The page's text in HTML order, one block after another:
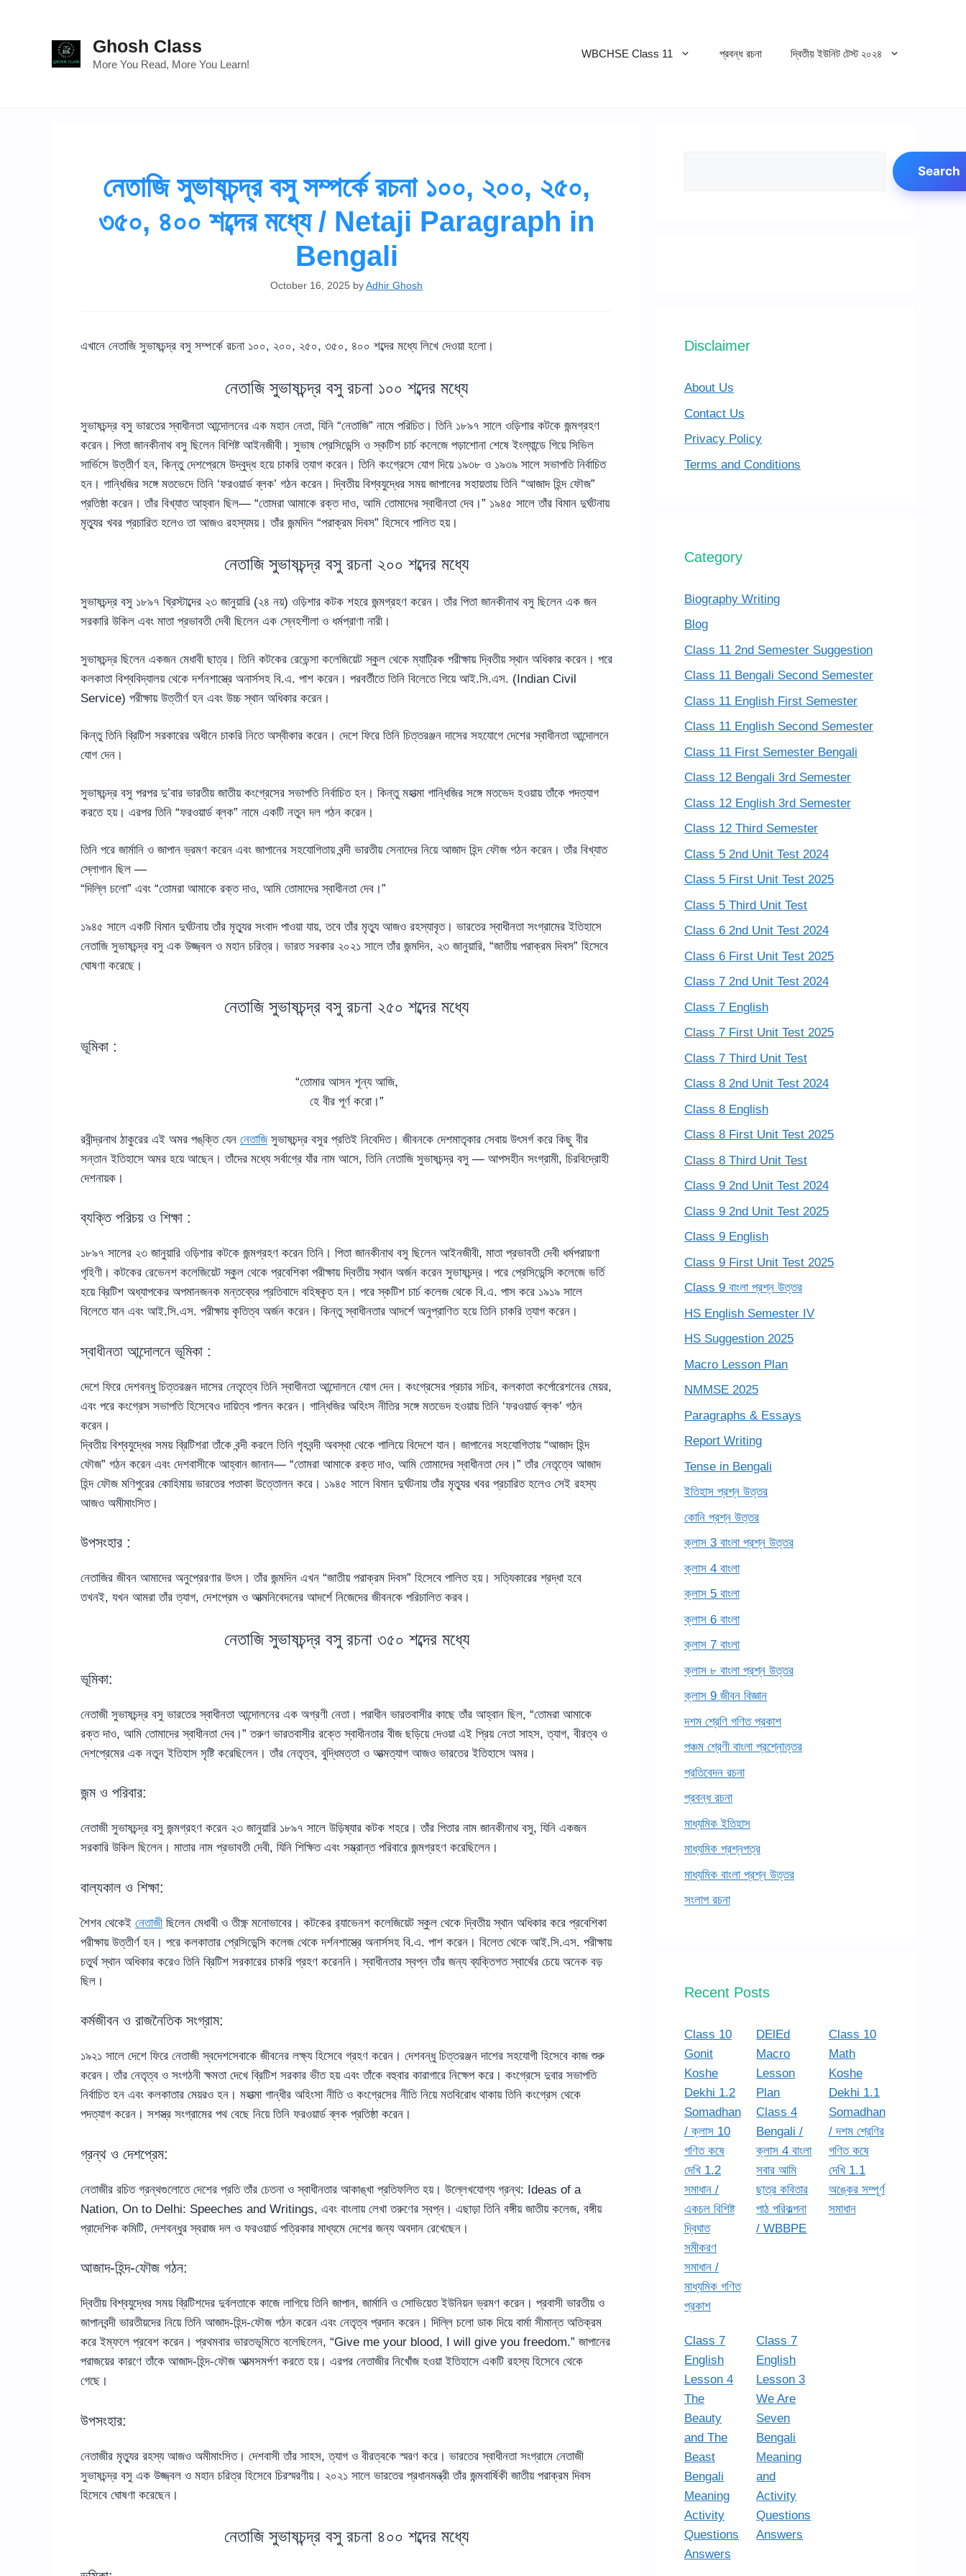
Ghosh Class
More You Read, More You Learn!
WBCHSE Class 11 প্রবন্ধ রচনা দ্বিতীয় ইউনিট টেস্ট ২০২৪
নেতাজি সুভাষচন্দ্র বসু সম্পর্কে রচনা ১০০, ২০০, ২৫০,
৩৫০, ৪০০ শব্দের মধ্যে / Netaji Paragraph in
Bengali
October 16, 2025 byAdhir Ghosh
এখানে নেতাজি সুভাষচন্দ্র বসু সম্পর্কে রচনা ১০০, ২০০, ২৫০, ৩৫০, ৪০০ শব্দের মধ্যে লিখে দেওয়া হলো।
নেতাজি সুভাষচন্দ্র বসু রচনা ১০০ শব্দের মধ্যে
সুভাষচন্দ্র বসু ভারতের স্বাধীনতা আন্দোলনের এক মহান নেতা, যিনি “নেতাজি” নামে পরিচিত। তিনি ১৮৯৭ সালে ওড়িশার কটকে জন্মগ্রহণ
করেন। পিতা জানকীনাথ বসু ছিলেন বিশিষ্ট আইনজীবী। সুভাষ প্রেসিডেন্সি ও স্কটিশ চার্চ কলেজে পড়াশোনা শেষে ইংল্যান্ডে গিয়ে সিভিল
সার্ভিসে উত্তীর্ণ হন, কিন্তু দেশপ্রেমে উদ্বুদ্ধ হয়ে চাকরি ত্যাগ করেন। তিনি কংগ্রেসে যোগ দিয়ে ১৯৩৮ ও ১৯৩৯ সালে সভাপতি নির্বাচিত
হন। গান্ধিজির সঙ্গে মতভেদে তিনি ‘ফরওয়ার্ড ব্লক’ গঠন করেন। দ্বিতীয় বিশ্বযুদ্ধের সময় জাপানের সহায়তায় তিনি “আজাদ হিন্দ ফৌজ”
প্রতিষ্ঠা করেন। তাঁর বিখ্যাত আহ্বান ছিল— “তোমরা আমাকে রক্ত দাও, আমি তোমাদের স্বাধীনতা দেব।” ১৯৪৫ সালে তাঁর বিমান দুর্ঘটনায়
মৃত্যুর খবর প্রচারিত হলেও তা আজও রহস্যময়। তাঁর জন্মদিন “পরাক্রম দিবস” হিসেবে পালিত হয়।
নেতাজি সুভাষচন্দ্র বসু রচনা ২০০ শব্দের মধ্যে
সুভাষচন্দ্র বসু ১৮৯৭ খ্রিস্টাব্দের ২৩ জানুয়ারি (২৪ নয়) ওড়িশার কটক শহরে জন্মগ্রহণ করেন। তাঁর পিতা জানকীনাথ বসু ছিলেন এক জন
সরকারি উকিল এবং মাতা প্রভাবতী দেবী ছিলেন এক স্নেহশীলা ও ধর্মপ্রাণা নারী।
সুভাষচন্দ্র ছিলেন একজন মেধাবী ছাত্র। তিনি কটকের রেভেন্সা কলেজিয়েট স্কুল থেকে ম্যাট্রিক পরীক্ষায় দ্বিতীয় স্থান অধিকার করেন। পরে
কলকাতা বিশ্ববিদ্যালয় থেকে দর্শনশাস্ত্রে অনার্সসহ বি.এ. পাশ করেন। পরবর্তীতে তিনি বিলেতে গিয়ে আই.সি.এস. (Indian Civil
Service) পরীক্ষায় উত্তীর্ণ হন এবং উচ্চ স্থান অধিকার করেন।
কিন্তু তিনি ব্রিটিশ সরকারের অধীনে চাকরি নিতে অস্বীকার করেন। দেশে ফিরে তিনি চিত্তরঞ্জন দাসের সহযোগে দেশের স্বাধীনতা আন্দোলনে
যোগ দেন।
সুভাষচন্দ্র বসু পরপর দু’বার ভারতীয় জাতীয় কংগ্রেসের সভাপতি নির্বাচিত হন। কিন্তু মহাত্মা গান্ধিজির সঙ্গে মতভেদ হওয়ায় তাঁকে পদত্যাগ
করতে হয়। এরপর তিনি “ফরওয়ার্ড ব্লক” নামে একটি নতুন দল গঠন করেন।
তিনি পরে জার্মানি ও জাপান ভ্রমণ করেন এবং জাপানের সহযোগিতায় বন্দী ভারতীয় সেনাদের নিয়ে আজাদ হিন্দ ফৌজ গঠন করেন। তাঁর বিখ্যাত
স্লোগান ছিল —
“দিল্লি চলো” এবং “তোমরা আমাকে রক্ত দাও, আমি তোমাদের স্বাধীনতা দেব।”
১৯৪৫ সালে একটি বিমান দুর্ঘটনায় তাঁর মৃত্যুর সংবাদ পাওয়া যায়, তবে তাঁর মৃত্যু আজও রহস্যাবৃত। ভারতের স্বাধীনতা সংগ্রামের ইতিহাসে
নেতাজি সুভাষচন্দ্র বসু এক উজ্জ্বল ও মহান চরিত্র। ভারত সরকার ২০২১ সালে তাঁর জন্মদিন, ২৩ জানুয়ারি, “জাতীয় পরাক্রম দিবস” হিসেবে
ঘোষণা করেছে।
নেতাজি সুভাষচন্দ্র বসু রচনা ২৫০ শব্দের মধ্যে
ভূমিকা :
“তোমার আসন শূন্য আজি,
হে বীর পূর্ণ করো।”
রবীন্দ্রনাথ ঠাকুরের এই অমর পঙ্‌ক্তি যেন নেতাজিসুভাষচন্দ্র বসুর প্রতিই নিবেদিত। জীবনকে দেশমাতৃকার সেবায় উৎসর্গ করে কিছু বীর
সন্তান ইতিহাসে অমর হয়ে আছেন। তাঁদের মধ্যে সর্বাগ্রে যাঁর নাম আসে, তিনি নেতাজি সুভাষচন্দ্র বসু — আপসহীন সংগ্রামী, চিরবিদ্রোহী
দেশনায়ক।
ব্যক্তি পরিচয় ও শিক্ষা :
১৮৯৭ সালের ২৩ জানুয়ারি ওড়িশার কটকে জন্মগ্রহণ করেন তিনি। পিতা জানকীনাথ বসু ছিলেন আইনজীবী, মাতা প্রভাবতী দেবী ধর্মপরায়ণা
গৃহিণী। কটকের রেভেনশ কলেজিয়েট স্কুল থেকে প্রবেশিকা পরীক্ষায় দ্বিতীয় স্থান অর্জন করেন সুভাষচন্দ্র। পরে প্রেসিডেন্সি কলেজে ভর্তি
হয়ে ব্রিটিশ অধ্যাপকের অপমানজনক মন্তব্যের প্রতিবাদে বহিষ্কৃত হন। পরে স্কটিশ চার্চ কলেজ থেকে বি.এ. পাস করে ১৯১৯ সালে
বিলেতে যান এবং আই.সি.এস. পরীক্ষায় কৃতিত্ব অর্জন করেন। কিন্তু স্বাধীনতার আদর্শে অনুপ্রাণিত হয়ে তিনি চাকরি ত্যাগ করেন।
স্বাধীনতা আন্দোলনে ভূমিকা :
দেশে ফিরে দেশবন্ধু চিত্তরঞ্জন দাসের নেতৃত্বে তিনি স্বাধীনতা আন্দোলনে যোগ দেন। কংগ্রেসের প্রচার সচিব, কলকাতা কর্পোরেশনের মেয়র,
এবং পরে কংগ্রেস সভাপতি হিসেবেও দায়িত্ব পালন করেন। গান্ধিজির অহিংস নীতির সঙ্গে মতভেদ হওয়ায় তিনি ‘ফরওয়ার্ড ব্লক’ গঠন
করেন।
দ্বিতীয় বিশ্বযুদ্ধের সময় ব্রিটিশরা তাঁকে বন্দী করলে তিনি গৃহবন্দী অবস্থা থেকে পালিয়ে বিদেশে যান। জাপানের সহযোগিতায় “আজাদ হিন্দ
ফৌজ” গঠন করেন এবং দেশবাসীকে আহ্বান জানান— “তোমরা আমাকে রক্ত দাও, আমি তোমাদের স্বাধীনতা দেব।” তাঁর নেতৃত্বে আজাদ
হিন্দ ফৌজ মণিপুরের কোহিমায় ভারতের পতাকা উত্তোলন করে। ১৯৪৫ সালে বিমান দুর্ঘটনায় তাঁর মৃত্যুর খবর প্রচারিত হলেও সেই রহস্য
আজও অমীমাংসিত।
উপসংহার :
নেতাজির জীবন আমাদের অনুপ্রেরণার উৎস। তাঁর জন্মদিন এখন “জাতীয় পরাক্রম দিবস” হিসেবে পালিত হয়। সত্যিকারের শ্রদ্ধা হবে
তখনই, যখন আমরা তাঁর ত্যাগ, দেশপ্রেম ও আত্মনিবেদনের আদর্শে নিজেদের জীবনকে পরিচালিত করব।
নেতাজি সুভাষচন্দ্র বসু রচনা ৩৫০ শব্দের মধ্যে
ভূমিকা:
নেতাজী সুভাষচন্দ্র বসু ভারতের স্বাধীনতা আন্দোলনের এক অগ্রণী নেতা। পরাধীন ভারতবাসীর কাছে তাঁর আহ্বান ছিল, “তোমরা আমাকে
রক্ত দাও, আমি তোমাদের স্বাধীনতা দেব।” তরুণ ভারতবাসীর রক্তে স্বাধীনতার বীজ ছড়িয়ে দেওয়া এই প্রিয় নেতা সাহস, ত্যাগ, বীরত্ব ও
দেশপ্রেমের এক নতুন ইতিহাস সৃষ্টি করেছিলেন। তাঁর নেতৃত্ব, বুদ্ধিমত্তা ও আত্মত্যাগ আজও ভারতের ইতিহাসে অমর।
জন্ম ও পরিবার:
নেতাজী সুভাষচন্দ্র বসু জন্মগ্রহণ করেন ২৩ জানুয়ারি ১৮৯৭ সালে উড়িষ্যার কটক শহরে। তাঁর পিতার নাম জানকীনাথ বসু, যিনি একজন
সরকারি উকিল ছিলেন। মাতার নাম প্রভাবতী দেবী, যিনি শিক্ষিত এবং সম্ভ্রান্ত পরিবারে জন্মগ্রহণ করেছিলেন।
বাল্যকাল ও শিক্ষা:
শৈশব থেকেই নেতাজী ছিলেন মেধাবী ও তীক্ষ্ণ মনোভাবের। কটকের র‍্যাভেনশ কলেজিয়েট স্কুল থেকে দ্বিতীয় স্থান অধিকার করে প্রবেশিকা
পরীক্ষায় উত্তীর্ণ হন। পরে কলকাতার প্রেসিডেন্সি কলেজ থেকে দর্শনশাস্ত্রে অনার্সসহ বি.এ. পাশ করেন। বিলেত থেকে আই.সি.এস. পরীক্ষায়
চতুর্থ স্থান অধিকার করেও তিনি ব্রিটিশ সরকারের চাকরি গ্রহণ করেননি। স্বাধীনতার স্বপ্ন তাঁর জন্য ব্যক্তিগত স্বার্থের চেয়ে অনেক বড়
ছিল।
কর্মজীবন ও রাজনৈতিক সংগ্রাম:
১৯২১ সালে দেশে ফিরে নেতাজী স্বদেশসেবাকে জীবনের লক্ষ্য হিসেবে গ্রহণ করেন। দেশবন্ধু চিত্তরঞ্জন দাশের সহযোগী হিসেবে কাজ শুরু
করেন। তাঁর নেতৃত্ব ও সংগঠনী ক্ষমতা দেখে ব্রিটিশ সরকার ভীত হয় এবং তাঁকে বহুবার কারাগারে নিক্ষেপ করে। কংগ্রেসে দুবার সভাপতি
নির্বাচিত হন এবং কলকাতার মেয়রও হন। মহাত্মা গান্ধীর অহিংসা নীতি ও কংগ্রেসের নীতি নিয়ে মতবিরোধ থাকায় তিনি কংগ্রেস থেকে
পদত্যাগ করেন। সশস্ত্র সংগ্রামের পথ বেছে নিয়ে তিনি ফরওয়ার্ড ব্লক প্রতিষ্ঠা করেন।
গ্রন্থ ও দেশপ্রেম:
নেতাজীর রচিত গ্রন্থগুলোতে দেশের প্রতি তাঁর চেতনা ও স্বাধীনতার আকাঙ্খা প্রতিফলিত হয়। উল্লেখযোগ্য গ্রন্থ: Ideas of a
Nation, On to Delhi: Speeches and Writings, এবং বাংলায় লেখা তরুণের স্বপ্ন। এছাড়া তিনি বঙ্গীয় জাতীয় কলেজ, বঙ্গীয়
প্রাদেশিক কমিটি, দেশবন্ধুর স্বরাজ দল ও ফরওয়ার্ড পত্রিকার মাধ্যমে দেশের জন্য অবদান রেখেছেন।
আজাদ-হিন্দ-ফৌজ গঠন:
দ্বিতীয় বিশ্বযুদ্ধের সময় ব্রিটিশদের দুর্বলতাকে কাজে লাগিয়ে তিনি জাপান, জার্মানি ও সোভিয়েত ইউনিয়ন ভ্রমণ করেন। প্রবাসী ভারতীয় ও
জাপানবন্দী ভারতীয়দের নিয়ে তিনি আজাদ-হিন্দ-ফৌজ গঠন করেন এবং নেতৃত্ব প্রদান করেন। দিল্লি চলো ডাক দিয়ে বার্মা সীমান্ত অতিক্রম
করে ইম্ফলে প্রবেশ করেন। প্রথমবার ভারতভূমিতে বলেছিলেন, “Give me your blood, I will give you freedom.” জাপানের
পরাজয়ের কারণে তাঁকে আজাদ-হিন্দ-ফৌজ আত্মসমর্পণ করতে হয়। এরপর নেতাজীর নিখোঁজ হওয়া ইতিহাসে একটি রহস্য হিসেবে থেকে
গেছে।
উপসংহার:
নেতাজীর মৃত্যুর রহস্য আজও অমীমাংসিত। দেশবাসী তাঁর সাহস, ত্যাগ ও বীরত্বকে স্মরণ করে। ভারতের স্বাধীনতা সংগ্রামে নেতাজী
সুভাষচন্দ্র বসু এক উজ্জ্বল ও মহান চরিত্র হিসেবে চিরস্মরণীয়। ২০২১ সালে ভারতের প্রধানমন্ত্রী তাঁর জন্মবার্ষিকী জাতীয় পরাক্রম দিবস
হিসেবে ঘোষণা করেছেন।
নেতাজি সুভাষচন্দ্র বসু রচনা ৪০০ শব্দের মধ্যে
Search
Disclaimer
About Us
Contact Us
Privacy Policy
Terms and Conditions
Category
Biography Writing
Blog
Class 11 2nd Semester Suggestion
Class 11 Bengali Second Semester
Class 11 English First Semester
Class 11 English Second Semester
Class 11 First Semester Bengali
Class 12 Bengali 3rd Semester
Class 12 English 3rd Semester
Class 12 Third Semester
Class 5 2nd Unit Test 2024
Class 5 First Unit Test 2025
Class 5 Third Unit Test
Class 6 2nd Unit Test 2024
Class 6 First Unit Test 2025
Class 7 2nd Unit Test 2024
Class 7 English
Class 7 First Unit Test 2025
Class 7 Third Unit Test
Class 8 2nd Unit Test 2024
Class 8 English
Class 8 First Unit Test 2025
Class 8 Third Unit Test
Class 9 2nd Unit Test 2024
Class 9 2nd Unit Test 2025
Class 9 English
Class 9 First Unit Test 2025
Class 9 বাংলা প্রশ্ন উত্তর
HS English Semester IV
HS Suggestion 2025
Macro Lesson Plan
NMMSE 2025
Paragraphs & Essays
Report Writing
Tense in Bengali
ইতিহাস প্রশ্ন উত্তর
কোনি প্রশ্ন উত্তর
ক্লাস 3 বাংলা প্রশ্ন উত্তর
ক্লাস 4 বাংলা
ক্লাস 5 বাংলা
ক্লাস 6 বাংলা
ক্লাস 7 বাংলা
ক্লাস ৮ বাংলা প্রশ্ন উত্তর
ক্লাস 9 জীবন বিজ্ঞান
দশম শ্রেণি গণিত প্রকাশ
পঞ্চম শ্রেণী বাংলা প্রশ্নোত্তর
প্রতিবেদন রচনা
প্রবন্ধ রচনা
মাধ্যমিক ইতিহাস
মাধ্যমিক প্রশ্নপত্র
মাধ্যমিক বাংলা প্রশ্ন উত্তর
সংলাপ রচনা
Recent Posts
Class 10
Gonit
Koshe
Dekhi 1.2
Somadhan
/ ক্লাস 10
গণিত কষে
দেখি 1.2
সমাধান /
একচল বিশিষ্ট
দ্বিঘাত
সমীকরণ
সমাধান /
মাধ্যমিক গণিত
প্রকাশ
DElEd
Macro
Lesson
Plan
Class 4
Bengali /
ক্লাস 4 বাংলা
সবার আমি
ছাত্র কবিতার
পাঠ পরিকল্পনা
/ WBBPE
Class 10
Math
Koshe
Dekhi 1.1
Somadhan
/ দশম শ্রেণির
গণিত কষে
দেখি 1.1
অঙ্কের সম্পূর্ণ
সমাধান
Class 7
English
Lesson 4
The
Beauty
and The
Beast
Bengali
Meaning
Activity
Questions
Answers
Class 7
English
Lesson 3
We Are
Seven
Bengali
Meaning
and
Activity
Questions
Answers